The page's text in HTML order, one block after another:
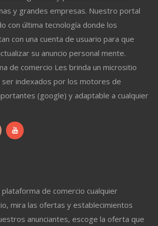
y grandes empresas. Nuestro portal
con última tecnología donde los
con una cuenta de usuario para que
su anuncio personal mente.
de comercio Les brinda un micrositio
indexados por los motores de
(google) y adaptable a cualquier
de comercio cualquier
mira las ofertas y establecimientos
anunciantes, escoge la oferta que